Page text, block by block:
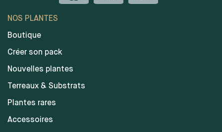
NOS PLANTES
Boutique
Créer son pack
Nouvelles plantes
Terreaux & Substrats
Plantes rares
Accessoires